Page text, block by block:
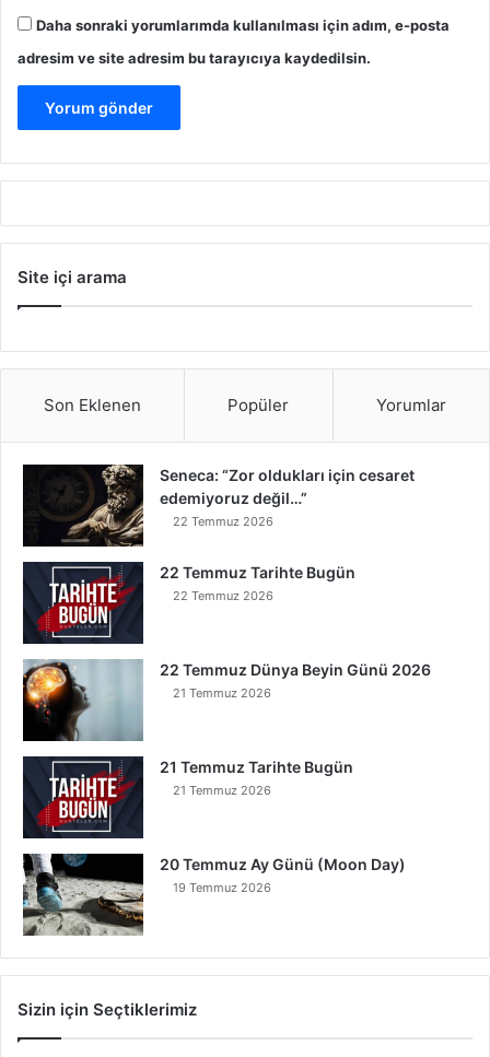
Daha sonraki yorumlarımda kullanılması için adım, e-posta
adresim ve site adresim bu tarayıcıya kaydedilsin.
Site içi arama
Son Eklenen Popüler Yorumlar
Seneca: “Zor oldukları için cesaret
edemiyoruz değil…”
22 Temmuz 2026
22 Temmuz Tarihte Bugün
22 Temmuz 2026
22 Temmuz Dünya Beyin Günü 2026
21 Temmuz 2026
21 Temmuz Tarihte Bugün
21 Temmuz 2026
20 Temmuz Ay Günü (Moon Day)
19 Temmuz 2026
Sizin için Seçtiklerimiz